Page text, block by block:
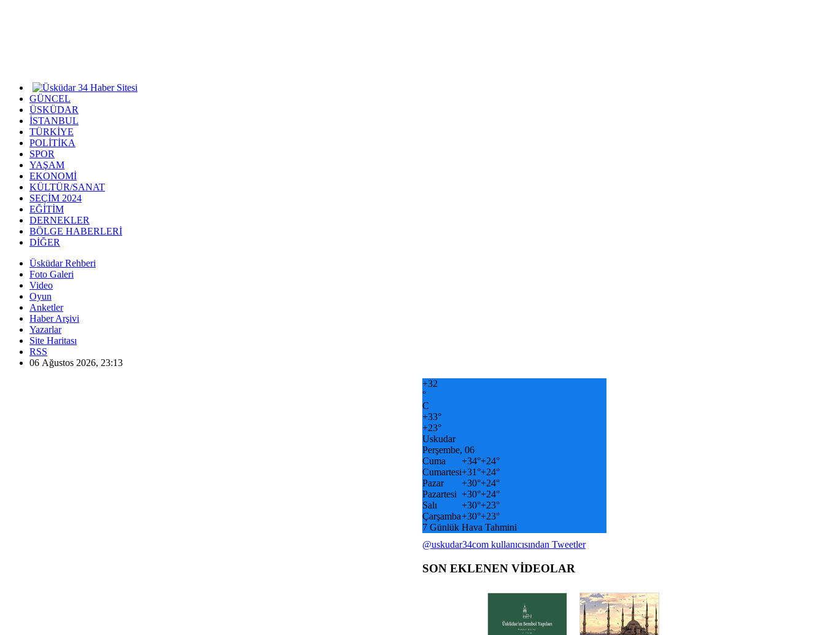
GÜNCEL
ÜSKÜDAR
İSTANBUL
TÜRKİYE
POLİTİKA
SPOR
YAŞAM
EKONOMİ
KÜLTÜR/SANAT
SEÇİM 2024
EĞİTİM
DERNEKLER
BÖLGE HABERLERİ
DİĞER
Üsküdar Rehberi
Foto Galeri
Video
Oyun
Anketler
Haber Arşivi
Yazarlar
Site Haritası
RSS
06 Ağustos 2026, 23:13
+32
°
C
+33°
+23°
Uskudar
Perşembe, 06
Cuma
+34°+24°
Cumartesi+31°+24°
Pazar
+30°+24°
Pazartesi +30°+24°
Salı
+30°+23°
Çarşamba+30°+23°
7 Günlük Hava Tahmini
@uskudar34com kullanıcısından Tweetler
SON EKLENEN VİDEOLAR